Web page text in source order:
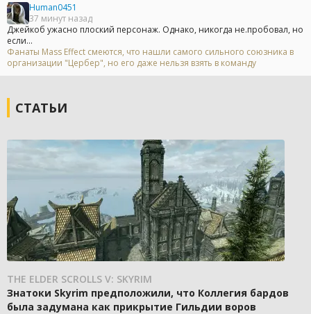
Human0451
37 минут назад
Джейкоб ужасно плоский персонаж. Однако, никогда не.пробовал, но
если...
Фанаты Mass Effect смеются, что нашли самого сильного союзника в
организации "Цербер", но его даже нельзя взять в команду
СТАТЬИ
THE ELDER SCROLLS V: SKYRIM
Знатоки Skyrim предположили, что Коллегия бардов
была задумана как прикрытие Гильдии воров